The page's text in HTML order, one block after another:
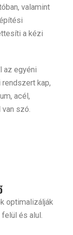
valamint
a kézi
az egyéni
kap,
acél,
szó.
optimalizálják
és alul.